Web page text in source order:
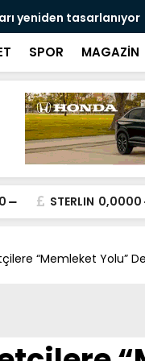
yeniden tasarlanıyor
SPOR MAGAZİN
STERLIN 0,0000
“Memleket Yolu”